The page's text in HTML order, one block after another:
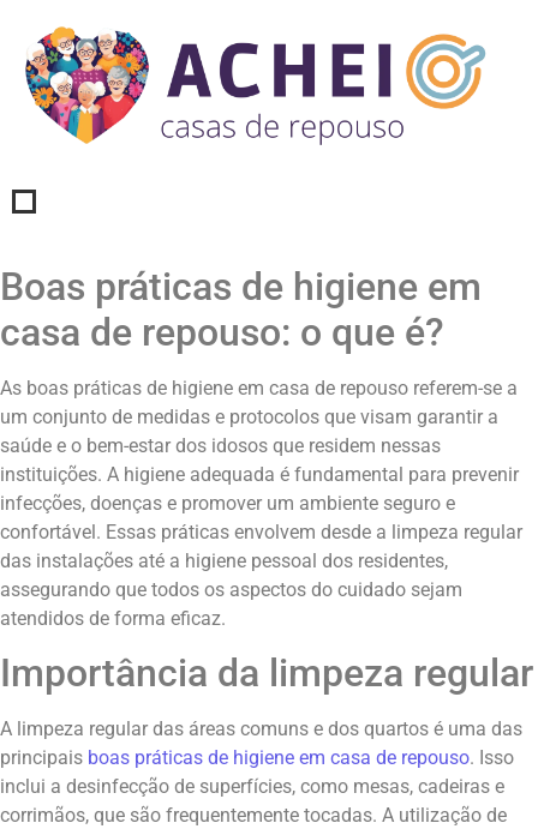
Boas práticas de higiene em
casa de repouso: o que é?
As boas práticas de higiene em casa de repouso referem-se a
um conjunto de medidas e protocolos que visam garantir a
saúde e o bem-estar dos idosos que residem nessas
instituições. A higiene adequada é fundamental para prevenir
infecções, doenças e promover um ambiente seguro e
confortável. Essas práticas envolvem desde a limpeza regular
das instalações até a higiene pessoal dos residentes,
assegurando que todos os aspectos do cuidado sejam
atendidos de forma eficaz.
Importância da limpeza regular
A limpeza regular das áreas comuns e dos quartos é uma das
principais boas práticas de higiene em casa de repouso. Isso
inclui a desinfecção de superfícies, como mesas, cadeiras e
corrimãos, que são frequentemente tocadas. A utilização de